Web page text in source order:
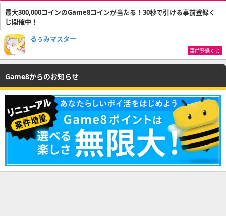
最大300,000コインのGame8コインが当たる！30秒で引ける事前登録く
じ開催中！
るぅみマスター
事前登録くじ
Game8からのお知らせ